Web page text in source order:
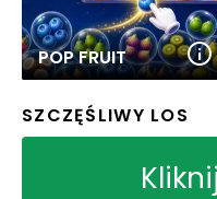
POP FRUIT
SZCZĘŚLIWY LOS